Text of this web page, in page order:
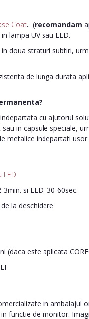
Coat. (recomandam
lampa UV sau LED.
doua straturi subtiri,
de lunga durata
cu ajutorul
in capsule speciale,
metalice indepartati
LED
si LED: 30-60sec.
la deschidere
(daca este aplicata
in ambalajul
functie de monitor.